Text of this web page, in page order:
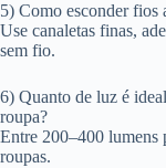
5) Como esconder fios
Use canaletas finas,
sem fio.
6) Quanto de luz é
roupa?
Entre 200–400 lumens
roupas.